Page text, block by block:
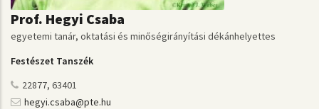
Prof. Hegyi Csaba
egyetemi tanár, oktatási és minőségirányítási dékánhelyettes
Festészet Tanszék
22877, 63401
hegyi.csaba@pte.hu